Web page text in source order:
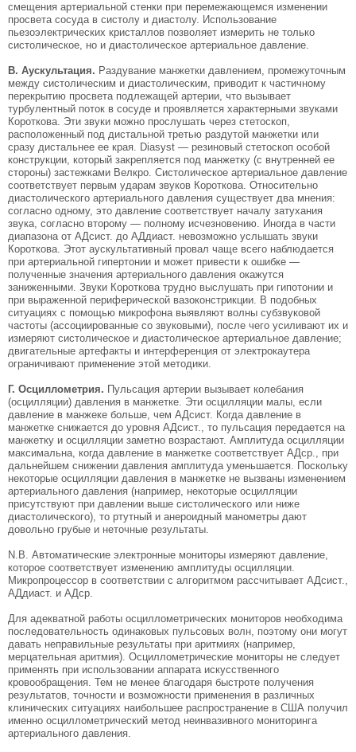
смещения артериальной стенки при перемежающемся изменении
просвета сосуда в систолу и диастолу. Использование
пьезоэлектрических кристаллов позволяет измерить не только
систолическое, но и диастолическое артериальное давление.
В. Аускультация. Раздувание манжетки давлением, промежуточным
между систолическим и диастолическим, приводит к частичному
перекрытию просвета подлежащей артерии, что вызывает
турбулентный поток в сосуде и проявляется характерными звуками
Короткова. Эти звуки можно прослушать через стетоскоп,
расположенный под дистальной третью раздутой манжетки или
сразу дистальнее ее края. Diasyst — резиновый стетоскоп особой
конструкции, который закрепляется под манжетку (с внутренней ее
стороны) застежками Велкро. Систолическое артериальное давление
соответствует первым ударам звуков Короткова. Относительно
диастолического артериального давления существует два мнения:
согласно одному, это давление соответствует началу затухания
звука, согласно второму — полному исчезновению. Иногда в части
диапазона от АДсист. до АДдиаст. невозможно услышать звуки
Короткова. Этот аускультативный провал чаще всего наблюдается
при артериальной гипертонии и может привести к ошибке —
полученные значения артериального давления окажутся
заниженными. Звуки Короткова трудно выслушать при гипотонии и
при выраженной периферической вазоконстрикции. В подобных
ситуациях с помощью микрофона выявляют волны субзвуковой
частоты (ассоциированные со звуковыми), после чего усиливают их и
измеряют систолическое и диастолическое артериальное давление;
двигательные артефакты и интерференция от электрокаутера
ограничивают применение этой методики.
Г. Осциллометрия. Пульсация артерии вызывает колебания
(осцилляции) давления в манжетке. Эти осцилляции малы, если
давление в манже­ке больше, чем АДсист. Когда давление в
манжетке снижается до уровня АДсист., то пульсация передается на
манжетку и осцилляции заметно возрастают. Амплитуда осцилляции
максимальна, когда давление в манжетке соответствует АДср., при
дальнейшем снижении давления амплитуда уменьшается. Поскольку
некоторые осцилляции давления в манжетке не вызваны изменением
артериального давления (например, некоторые осцилляции
присутствуют при давлении выше систолического или ниже
диастолического), то ртутный и анероидный манометры дают
довольно грубые и неточные результаты.
N.B. Автоматические электронные мониторы измеряют давление,
которое соответствует изменению амплитуды осцилляции.
Микропроцессор в соответствии с алгоритмом рассчитывает АДсист.,
АДдиаст. и АДср.
Для адекватной работы осциллометрических мониторов необходима
последовательность одинаковых пульсовых волн, поэтому они могут
давать неправильные результаты при аритмиях (например,
мерцательная аритмия). Осциллометрические мониторы не следует
применять при использовании аппарата искусственного
кровообращения. Тем не менее благодаря быстроте получения
результатов, точности и возможности применения в различных
клинических ситуациях наибольшее распространение в США получил
именно осциллометрический метод неинвазивного мониторинга
артериального давления.